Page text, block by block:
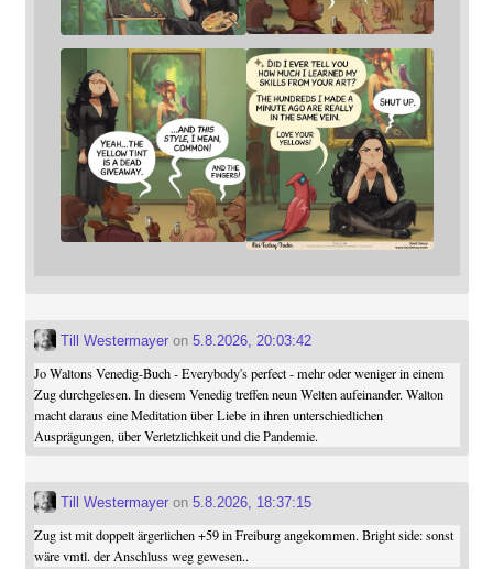
Till Westermayeron 5.8.2026, 20:03:42
Jo Waltons Venedig-Buch - Everybody's perfect - mehr oder weniger in einem
Zug durchgelesen. In diesem Venedig treffen neun Welten aufeinander. Walton
macht daraus eine Meditation über Liebe in ihren unterschiedlichen
Ausprägungen, über Verletzlichkeit und die Pandemie.
Till Westermayeron 5.8.2026, 18:37:15
Zug ist mit doppelt ärgerlichen +59 in Freiburg angekommen. Bright side: sonst
wäre vmtl. der Anschluss weg gewesen..